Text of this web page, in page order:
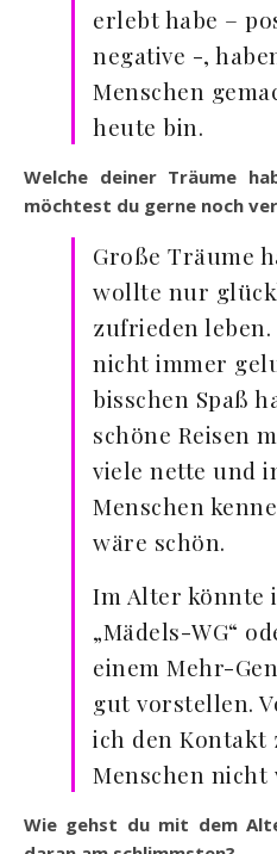
erlebt habe –
negative -,
Menschen
heute bin.
Welche deiner Träume
möchtest du gerne noch
Große Träume
wollte nur
zufrieden
nicht immer
bisschen Spaß
schöne Reisen
viele nette und
Menschen
wäre schön.
Im Alter könnte
„Mädels-WG“
einem Mehr-
gut vorstellen.
ich den Kontakt
Menschen nicht
Wie gehst du mit dem